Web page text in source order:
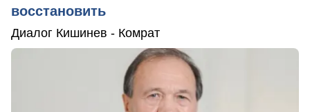
восстановить
Диалог Кишинев - Комрат